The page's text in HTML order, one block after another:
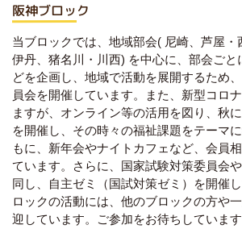
阪神ブロック
当ブロックでは、地域部会( 尼崎、芦屋・
伊丹、猪名川・川西) を中心に、部会ご
どを企画し、地域で活動を展開するため
員会を開催しています。また、新型コロ
ますが、オンライン等の活用を図り、秋
を開催し、その時々の福祉課題をテーマ
もに、新年会やナイトカフェなど、会員
ています。さらに、国家試験対策委員会
同し、自主ゼミ（国試対策ゼミ）を開催
ロックの活動には、他のブロックの方や
迎しています。ご参加をお待ちしています